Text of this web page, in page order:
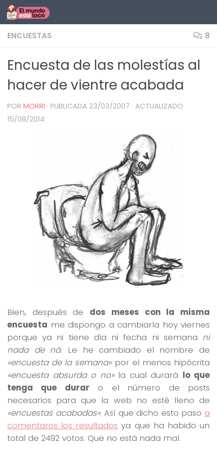
Saltar al contenido
ENCUESTAS 8
Encuesta de las molestías al
hacer de vientre acabada
POR MORRI · PUBLICADA 23/03/2007 · ACTUALIZADO
15/08/2014
Bien, después de dos meses con la misma
encuesta me dispongo a cambiarla hoy viernes
porque ya ni tiene día ni fecha ni semana ni
nada de ná. Le he cambiado el nombre de
«encuesta de la semana»por el menos hipócrita
«encuesta absurda o no»la cual durará lo que
tenga que durar o el número de posts
necesarios para que la web no esté lleno de
«encuestas acabadas». Así que dicho esto paso a
comentaros los resultados ya que ha habido un
total de 2492 votos. Que no está nada mal.